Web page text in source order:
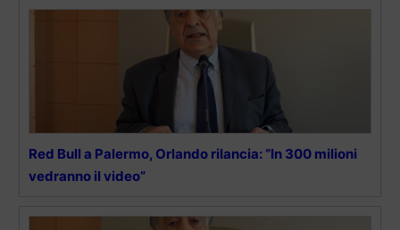
Red Bull a Palermo, Orlando rilancia: “In 300 milioni
vedranno il video”